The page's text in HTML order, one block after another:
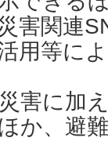
害関連
用等に
害に加
か、避